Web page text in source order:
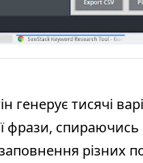
генерує тисячі
фрази, спираючись
різних